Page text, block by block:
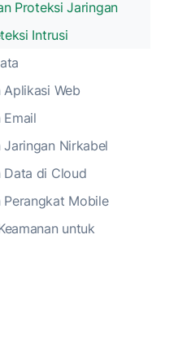
Proteksi Jaringan
Intrusi
Aplikasi Web
Email
Jaringan Nirkabel
Data di Cloud
Perangkat Mobile
untuk